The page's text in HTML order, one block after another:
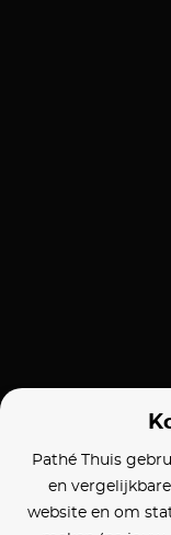
Pathé Thuis
en
website en om